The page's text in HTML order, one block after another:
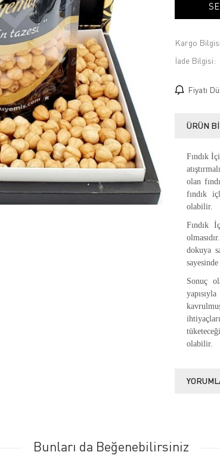
Kargo
İade Bilgisi:
Fiyatı
ÜRÜN
Fındık
olan
fındık
olabilir.
Fındık
dokuya
Sonuç
olabilir.
Bunları da Beğenebilirsiniz